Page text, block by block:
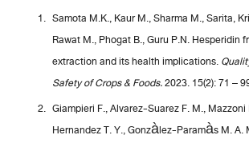
Samota M.K., Kaur M., Sharma M., Sarita,
Rawat M., Phogat B., Guru P.N. Hesperidin
extraction and its health implications.
Safety of Crops & Foods.2023. 15(2): 71 –
Giampieri F., Alvarez-Suarez F. M.,
Hernandez T. Y., Gonzàlez-Paramàs M. A.